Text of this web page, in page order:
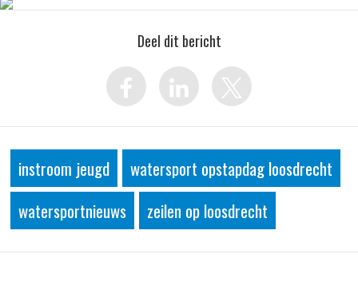
Deel dit bericht
instroom jeugd
watersport opstapdag loosdrecht
watersportnieuws
zeilen op loosdrecht